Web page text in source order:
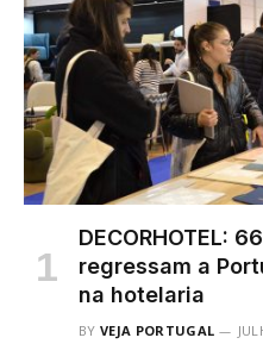
DECORHOTEL:
regressam a
na hotelaria
BY VEJA PORTUGAL